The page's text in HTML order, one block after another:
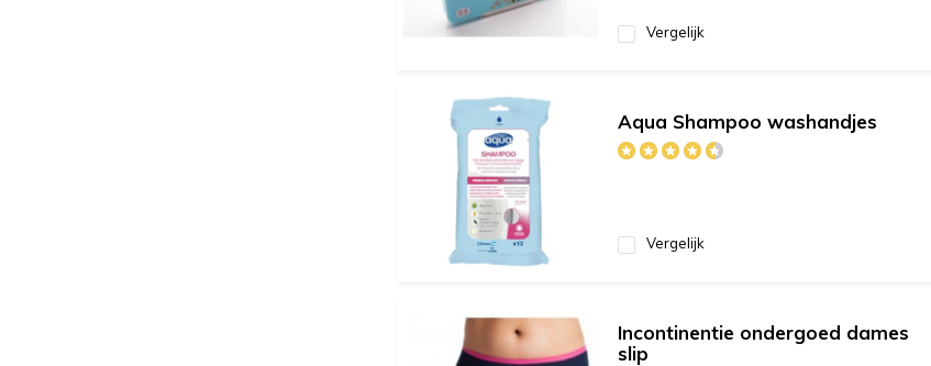
Vergelijk
Aqua Shampoo washandjes
Vergelijk
Incontinentie ondergoed dames
slip